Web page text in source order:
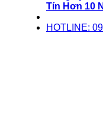
Tín Hơn 10
HOTLINE: